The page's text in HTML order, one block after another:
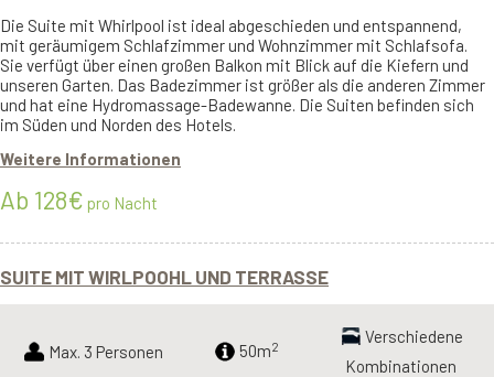
Die Suite mit Whirlpool ist ideal abgeschieden und entspannend,
mit geräumigem Schlafzimmer und Wohnzimmer mit Schlafsofa.
Sie verfügt über einen großen Balkon mit Blick auf die Kiefern und
unseren Garten. Das Badezimmer ist größer als die anderen Zimmer
und hat eine Hydromassage-Badewanne. Die Suiten befinden sich
im Süden und Norden des Hotels.
Weitere Informationen
Ab 128€ pro Nacht
SUITE MIT WIRLPOOHL UND TERRASSE
Max. 3 Personen 50m2
Verschiedene
Kombinationen